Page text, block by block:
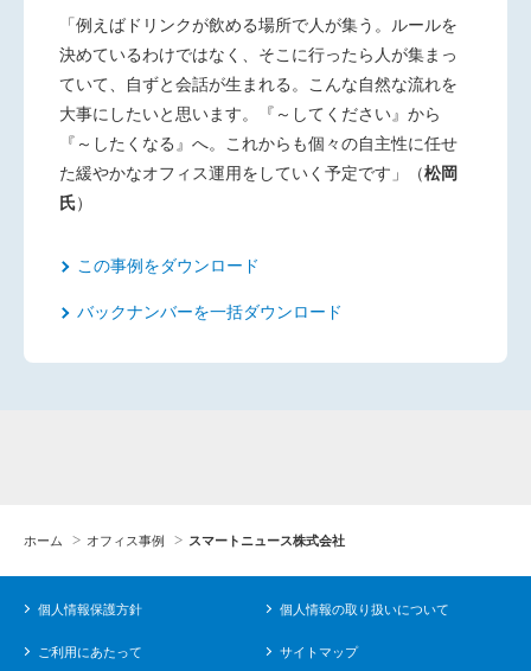
「例えばドリンクが飲める場所で人が集う。ルールを
決めているわけではなく、そこに行ったら人が集まっ
ていて、自ずと会話が生まれる。こんな自然な流れを
大事にしたいと思います。『～して ください』から
『～したくなる』へ。これからも個々の自主性に任せ
た緩やかなオフィス運用をしていく予定です」（松岡
氏）
この事例をダウンロード
バックナンバーを一括ダウンロード
ホーム オフィス事例 スマートニュース株式会社
個人情報保護方針 個人情報の取り扱いについて
ご利用にあたって サイトマップ